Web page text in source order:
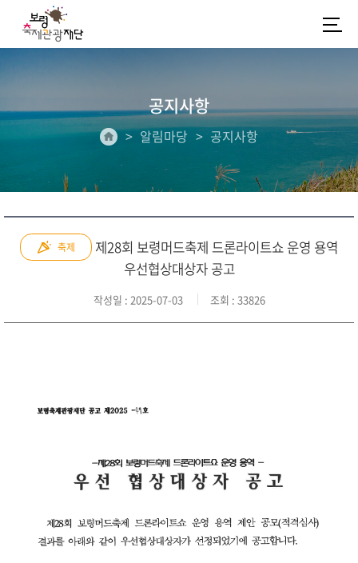
공지사항
알림마당 공지사항
축제
제28회 보령머드축제 드론라이트쇼 운영 용역
우선협상대상자 공고
작성일 : 2025-07-03 조회 : 33826